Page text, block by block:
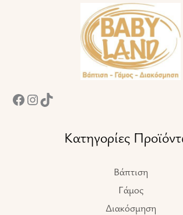
Κατηγορίες
Βάπτιση
Γάμος
Διακόσμηση